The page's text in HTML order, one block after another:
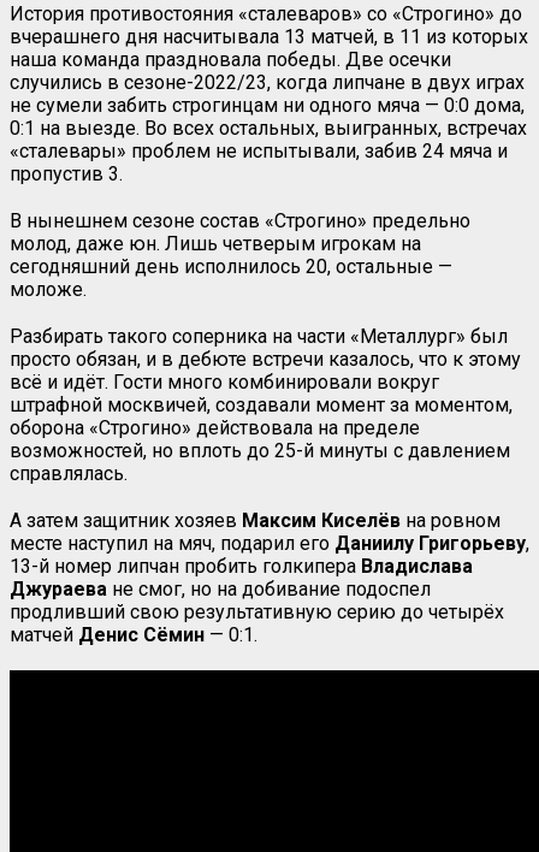
История противостояния «сталеваров» со «Строгино» до
вчерашнего дня насчитывала 13 матчей, в 11 из которых
наша команда праздновала победы. Две осечки
случились в сезоне-2022/23, когда липчане в двух играх
не сумели забить строгинцам ни одного мяча — 0:0 дома,
0:1 на выезде. Во всех остальных, выигранных, встречах
«сталевары» проблем не испытывали, забив 24 мяча и
пропустив 3.
В нынешнем сезоне состав «Строгино» предельно
молод, даже юн. Лишь четверым игрокам на
сегодняшний день исполнилось 20, остальные —
моложе.
Разбирать такого соперника на части «Металлург» был
просто обязан, и в дебюте встречи казалось, что к этому
всё и идёт. Гости много комбинировали вокруг
штрафной москвичей, создавали момент за моментом,
оборона «Строгино» действовала на пределе
возможностей, но вплоть до 25-й минуты с давлением
справлялась.
А затем защитник хозяев Максим Киселёв на ровном
месте наступил на мяч, подарил его Даниилу Григорьеву,
13-й номер липчан пробить голкипера Владислава
Джураева не смог, но на добивание подоспел
продливший свою результативную серию до четырёх
матчей Денис Сёмин — 0:1.